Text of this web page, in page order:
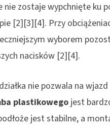
nie zostaje wypchnięte ku
[2][3][4]. Przy
wyborem
nacisków [2][4].
nie pozwala na
plastikowego jest
jest stabilne, a